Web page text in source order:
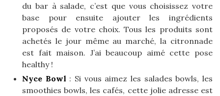
du bar à salade, c’est que vous choisissez votre
base pour ensuite ajouter les ingrédients
proposés de votre choix. Tous les produits sont
achetés le jour même au marché, la citronnade
est fait maison. J’ai beaucoup aimé cette pose
healthy !
Nyce Bowl : Si vous aimez les salades bowls, les
smoothies bowls, les cafés, cette jolie adresse est